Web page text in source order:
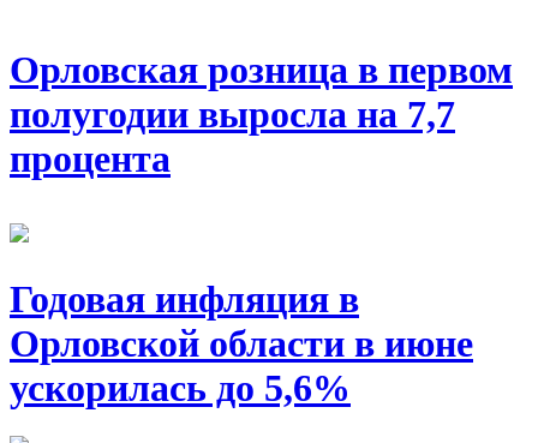
Орловская розница в первом
полугодии выросла на 7,7
процента
Годовая инфляция в
Орловской области в июне
ускорилась до 5,6%